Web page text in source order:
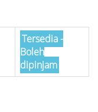
Tersedia -
Boleh
dipinjam